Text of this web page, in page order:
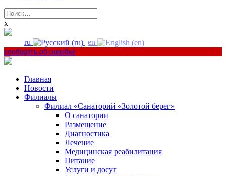
Найти:
x
ru
en
сообщить об ошибке
Главная
Новости
Филиалы
Филиал «Санаторий «Золотой берег»
О санатории
Размещение
Диагностика
Лечение
Медицинская реабилитация
Питание
Услуги и досуг